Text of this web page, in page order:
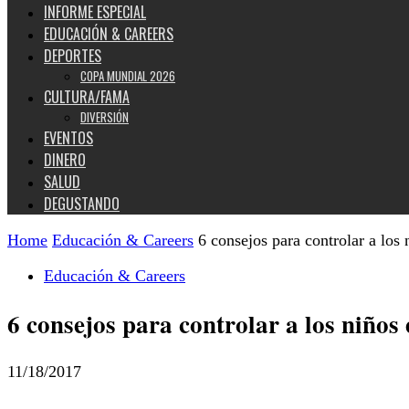
INFORME ESPECIAL
EDUCACIÓN & CAREERS
DEPORTES
COPA MUNDIAL 2026
CULTURA/FAMA
DIVERSIÓN
EVENTOS
DINERO
SALUD
DEGUSTANDO
Home Educación & Careers 6 consejos para controlar a los
Educación & Careers
6 consejos para controlar a los niños
11/18/2017